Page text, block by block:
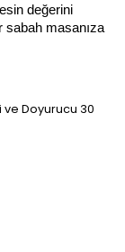
değerini
sabah masanıza
ve Doyurucu 30